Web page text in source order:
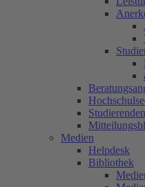
Medien
Helpdesk
Bibliothek